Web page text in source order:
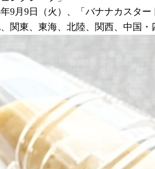
9月9日（火）、「バナナカスタ
関東、東海、北陸、関西、中国・